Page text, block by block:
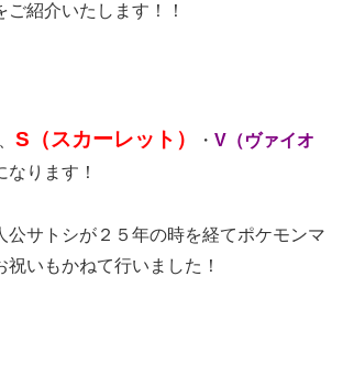
紹介いたします！！
S（スカーレット） ・ V（ヴァイオ
なります！
公サトシが２５年の時を経てポケモンマ
祝いもかねて行いました！